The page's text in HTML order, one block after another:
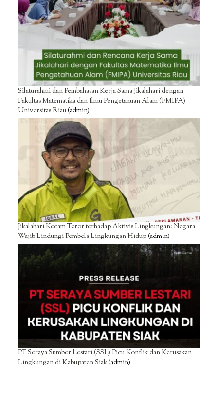
Silaturahmi dan Pembahasan Kerja Sama Jikalahari dengan
Fakultas Matematika dan Ilmu Pengetahuan Alam (FMIPA)
Universitas Riau(admin)
Jikalahari Kecam Teror terhadap Aktivis Lingkungan: Negara
Wajib Lindungi Pembela Lingkungan Hidup(admin)
PT Seraya Sumber Lestari (SSL) Picu Konflik dan Kerusakan
Lingkungan di Kabupaten Siak(admin)